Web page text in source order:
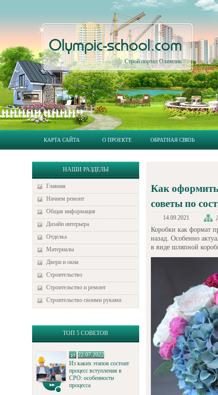
Olympic-school.com
Строй портал Олимпик
КАРТА САЙТА О ПРОЕКТЕ ОБРАТНАЯ СВЯЗЬ
НАШИ РАЗДЕЛЫ
Главная
Начнем ремонт
Общая информация
Дизайн интерьера
Отделка
Материалы
Двери и окна
Строительство
Строительство и ремонт
Строительство своими руками
ТОП 5 СОВЕТОВ
22.07.2022
Из каких этапов состоит
процесс вступления в
СРО: особенности
процесса
Как оформить
советы по
14.09.2021
Коробки как формат
назад. Особенно
в виде шляпной